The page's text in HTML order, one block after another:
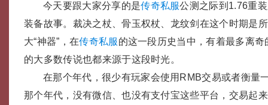
今天要跟大家分享的是传奇私服公测之际到1.76重
装备故事。裁决之杖、骨玉权杖、龙纹剑在这个时期是
大“神器”，在传奇私服 的这一段历史当中，有着最多离
的大多数传说也都来源于这段时光。
在那个年代，很少有玩家会使用RMB交易或者衡量
那个年代，没有微信、也没有支付宝这些平台，交易起